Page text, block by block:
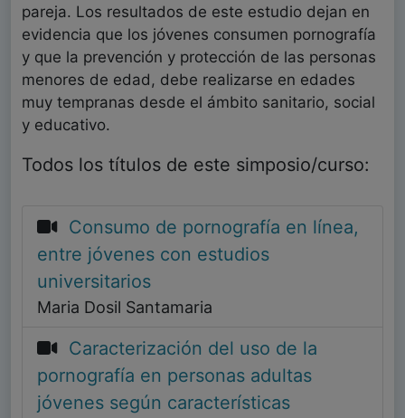
pareja. Los resultados de este estudio dejan en
evidencia que los jóvenes consumen pornografía
y que la prevención y protección de las personas
menores de edad, debe realizarse en edades
muy tempranas desde el ámbito sanitario, social
y educativo.
Todos los títulos de este simposio/curso:
Consumo de pornografía en línea,
entre jóvenes con estudios
universitarios
Maria Dosil Santamaria
Caracterización del uso de la
pornografía en personas adultas
jóvenes según características